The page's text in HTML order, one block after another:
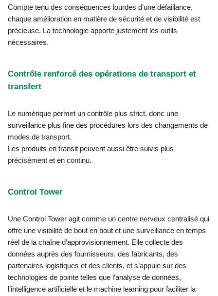
Compte tenu des conséquences lourdes d’une défaillance,
chaque amélioration en matière de sécurité et de visibilité est
précieuse. La technologie apporte justement les outils
nécessaires.
Contrôle renforcé des opérations de transport et
transfert
Le numérique permet un contrôle plus strict, donc une
surveillance plus fine des procédures lors des changements de
modes de transport.
Les produits en transit peuvent aussi être suivis plus
précisément et en continu.
Control Tower
Une Control Tower agit comme un centre nerveux centralisé qui
offre une visibilité de bout en bout et une surveillance en temps
réel de la chaîne d’approvisionnement. Elle collecte des
données auprès des fournisseurs, des fabricants, des
partenaires logistiques et des clients, et s’appuie sur des
technologies de pointe telles que l’analyse de données,
l’intelligence artificielle et le machine learning pour faciliter la